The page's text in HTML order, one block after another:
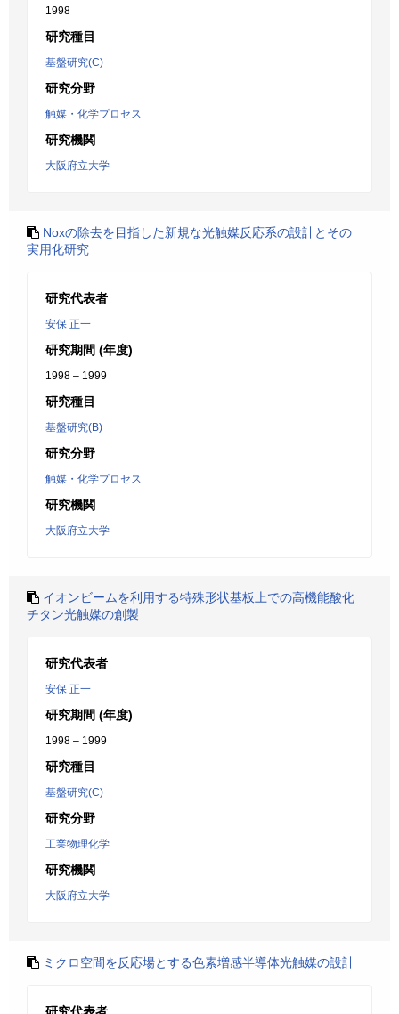
1998
研究種目
基盤研究(C)
研究分野
触媒・化学プロセス
研究機関
大阪府立大学
Noxの除去を目指した新規な光触媒反応系の設計とその
実用化研究
研究代表者
安保 正一
研究期間 (年度)
1998 – 1999
研究種目
基盤研究(B)
研究分野
触媒・化学プロセス
研究機関
大阪府立大学
イオンビームを利用する特殊形状基板上での高機能酸化
チタン光触媒の創製
研究代表者
安保 正一
研究期間 (年度)
1998 – 1999
研究種目
基盤研究(C)
研究分野
工業物理化学
研究機関
大阪府立大学
ミクロ空間を反応場とする色素増感半導体光触媒の設計